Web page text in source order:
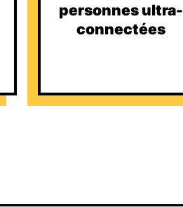
personnes ultra-
connectées